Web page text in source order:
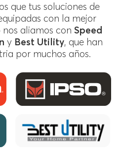
que tus soluciones de
con la mejor
aliamos con Speed
y Best Utility, que han
por muchos años.